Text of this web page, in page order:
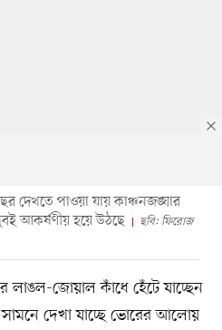
দেখতে পাওয়া যায় কাঞ্চনজঙ্ঘার
আকর্ষণীয় হয়ে উঠছে
ছবি: ফিরোজ
জোয়াল কাঁধে হেঁটে যাচ্ছেন
দেখা যাচ্ছে ভোরের আলোয়